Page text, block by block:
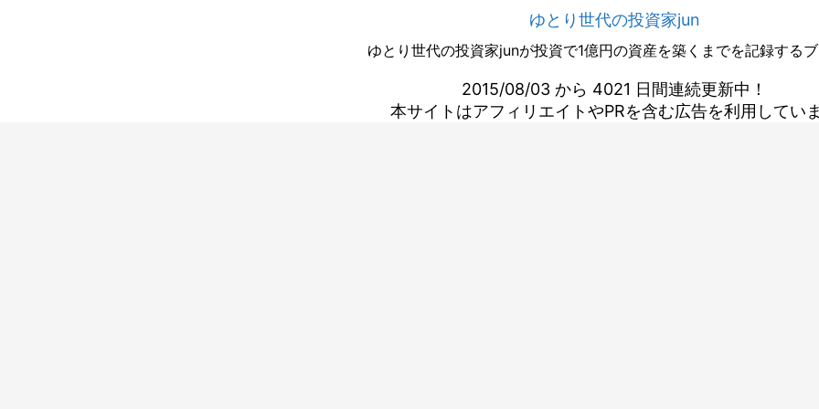
ゆとり世代の投資家jun
ゆとり世代の投資家junが投資で1億円の資産を築くまでを記録するブ
2015/08/03 から 4021 日間連続更新中！
本サイトはアフィリエイトやPRを含む広告を利用してい